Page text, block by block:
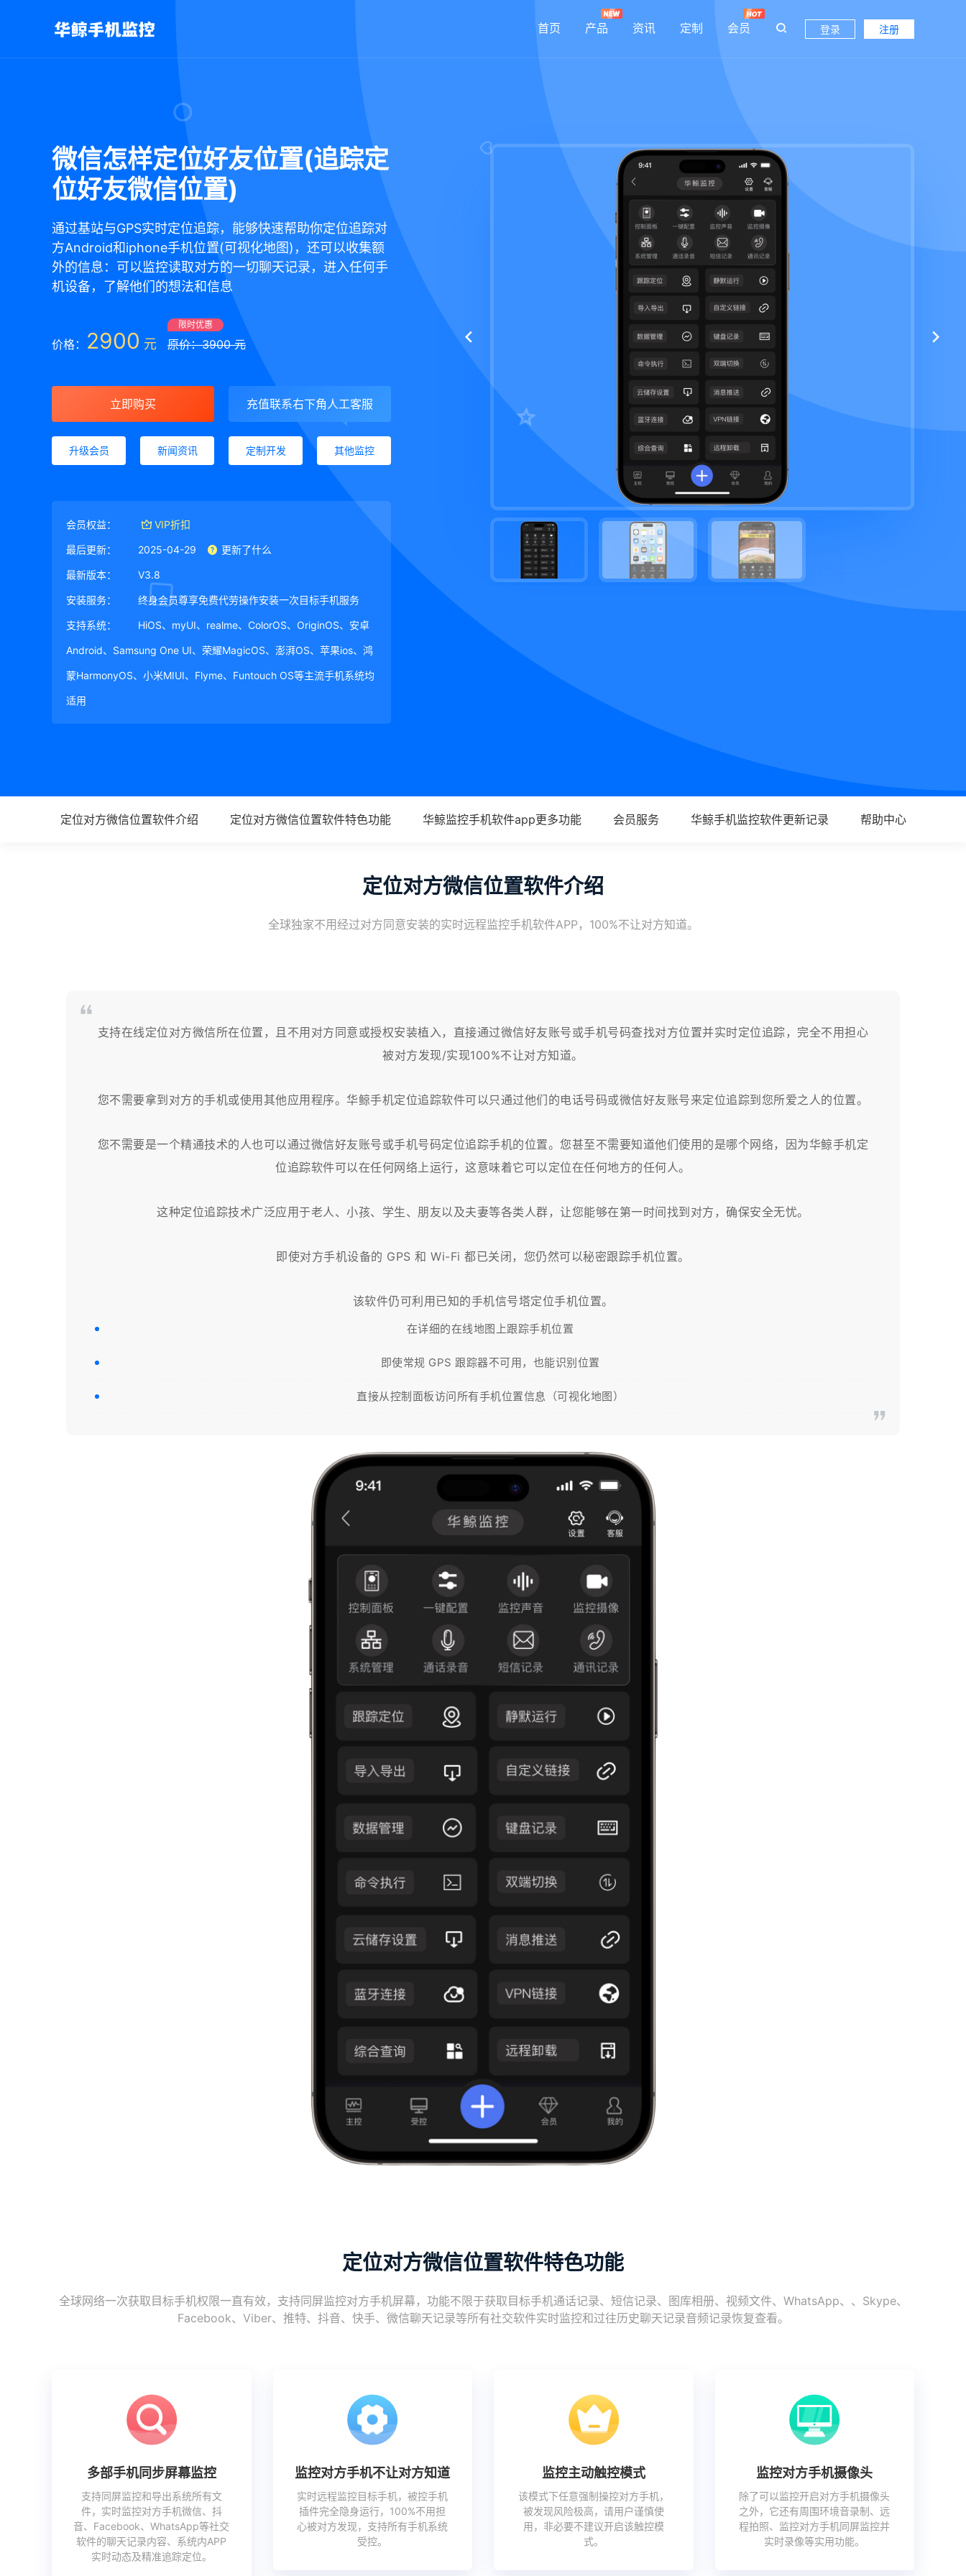
首页 产品 资讯 定制 会员 登录 注册
微信怎样定位好友位置(追踪定
位好友微信位置)
通过基站与GPS实时定位追踪，能够快速帮助你定位追踪对
方Android和iphone手机位置(可视化地图)，还可以收集额
外的信息：可以监控读取对方的一切聊天记录，进入任何手
机设备，了解他们的想法和信息
价格： 2900 元
限时优惠
原价：3900 元
立即购买 充值联系右下角人工客服
升级会员 新闻资讯 定制开发 其他监控
会员权益： VIP折扣
最后更新： 2025-04-29 更新了什么
最新版本： V3.8
安装服务： 终身会员尊享免费代劳操作安装一次目标手机服务
支持系统： HiOS、myUI、realme、ColorOS、OriginOS、安卓
Android、Samsung One UI、荣耀MagicOS、澎湃OS、苹果ios、鸿
蒙HarmonyOS、小米MIUI、Flyme、Funtouch OS等主流手机系统均
适用
定位对方微信位置软件介绍 定位对方微信位置软件特色功能 华鲸监控手机软件app更多功能 会员服务 华鲸手机监控软件更新记录 帮助中心
定位对方微信位置软件介绍
全球独家不用经过对方同意安装的实时远程监控手机软件APP，100%不让对方知道。
支持在线定位对方微信所在位置，且不用对方同意或授权安装植入，直接通过微信好友账号或手机号码查找对方位置并实时定位追踪，完全不用担心
被对方发现/实现100%不让对方知道。
您不需要拿到对方的手机或使用其他应用程序。华鲸手机定位追踪软件可以只通过他们的电话号码或微信好友账号来定位追踪到您所爱之人的位置。
您不需要是一个精通技术的人也可以通过微信好友账号或手机号码定位追踪手机的位置。您甚至不需要知道他们使用的是哪个网络，因为华鲸手机定
位追踪软件可以在任何网络上运行，这意味着它可以定位在任何地方的任何人。
这种定位追踪技术广泛应用于老人、小孩、学生、朋友以及夫妻等各类人群，让您能够在第一时间找到对方，确保安全无忧。
即使对方手机设备的 GPS 和 Wi-Fi 都已关闭，您仍然可以秘密跟踪手机位置。
该软件仍可利用已知的手机信号塔定位手机位置。
在详细的在线地图上跟踪手机位置
即使常规 GPS 跟踪器不可用，也能识别位置
直接从控制面板访问所有手机位置信息（可视化地图）
定位对方微信位置软件特色功能
全球网络一次获取目标手机权限一直有效，支持同屏监控对方手机屏幕，功能不限于获取目标手机通话记录、短信记录、图库相册、视频文件、WhatsApp、、Skype、
Facebook、Viber、推特、抖音、快手、微信聊天记录等所有社交软件实时监控和过往历史聊天记录音频记录恢复查看。
多部手机同步屏幕监控
支持同屏监控和导出系统所有文
件，实时监控对方手机微信、抖
音、Facebook、WhatsApp等社交
软件的聊天记录内容、系统内APP
实时动态及精准追踪定位。
监控对方手机不让对方知道
实时远程监控目标手机，被控手机
插件完全隐身运行，100%不用担
心被对方发现，支持所有手机系统
受控。
监控主动触控模式
该模式下任意强制操控对方手机，
被发现风险极高，请用户谨慎使
用，非必要不建议开启该触控模
式。
监控对方手机摄像头
除了可以监控开启对方手机摄像头
之外，它还有周围环境音录制、远
程拍照、监控对方手机同屏监控并
实时录像等实用功能。